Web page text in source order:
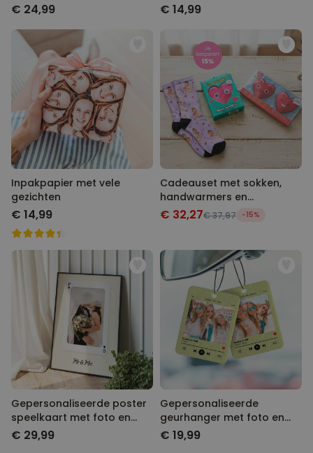
€ 24,99 € 14,99
Inpakpapier met vele
gezichten
€ 14,99
Cadeauset met sokken,
handwarmers en
badconfetti
€ 32,27€ 37,97 -15%
Gepersonaliseerde poster
speelkaart met foto en
tekst
€ 29,99
Gepersonaliseerde
geurhanger met foto en
liedje set van 2
€ 19,99